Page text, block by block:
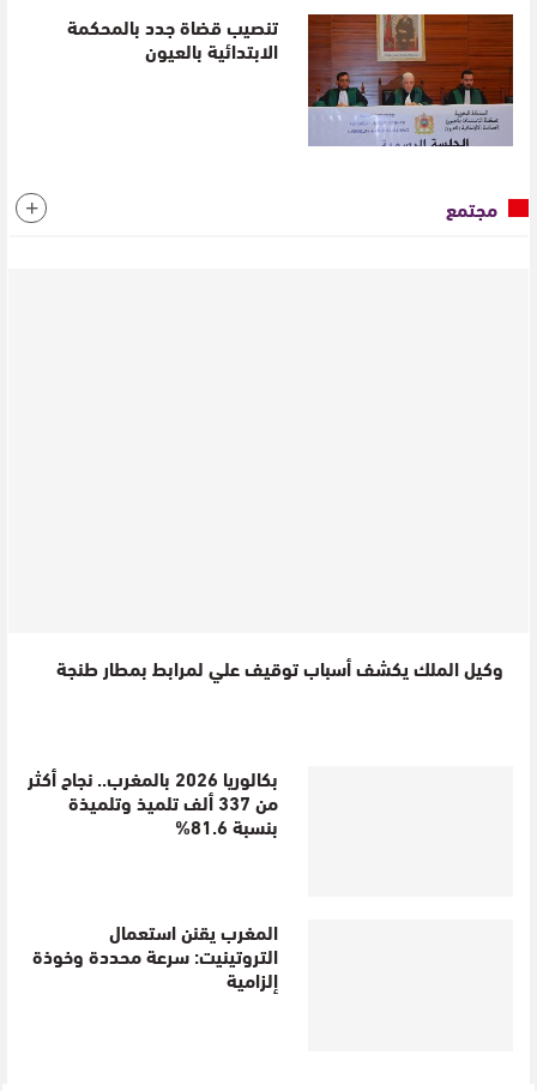
تنصيب قضاة جدد بالمحكمة
الابتدائية بالعيون
مجتمع
وكيل الملك يكشف أسباب توقيف علي لمرابط بمطار طنجة
بكالوريا 2026 بالمغرب.. نجاح أكثر
من 337 ألف تلميذ وتلميذة
بنسبة 81.6%
المغرب يقنن استعمال
التروتينيت: سرعة محددة وخوذة
إلزامية